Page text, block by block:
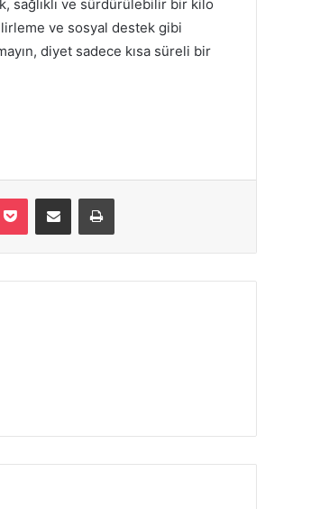
sağlıklı ve sürdürülebilir bir kilo
ve sosyal destek gibi
diyet sadece kısa süreli bir
Pocket E-Posta ile paylaş Yazdır